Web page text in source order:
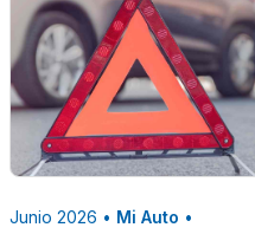
Junio 2026 • Mi Auto •